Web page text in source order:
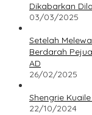
Dikabarkan
03/03/2025
Setelah
Berdarah
AD
26/02/2025
Shengrie
22/10/2024